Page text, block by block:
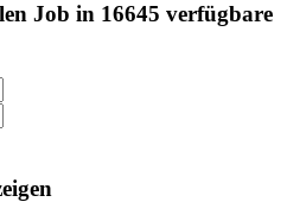
Job in 16645 verfügbare